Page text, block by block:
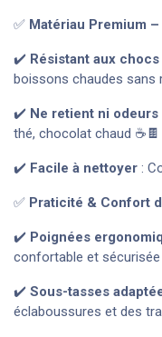
✅ Matériau Premium
✔️ Résistant aux
boissons chaudes sans
✔️ Ne retient ni odeurs
thé, chocolat chaud ☕🍫
✔️ Facile à nettoyer :
✅ Praticité & Confort
✔️ Poignées
confortable et sécurisée
✔️ Sous-tasses
éclaboussures et des